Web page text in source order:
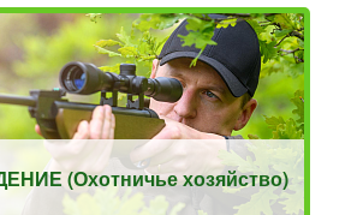
(Охотничье хозяйство)